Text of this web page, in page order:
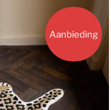
Aanbieding